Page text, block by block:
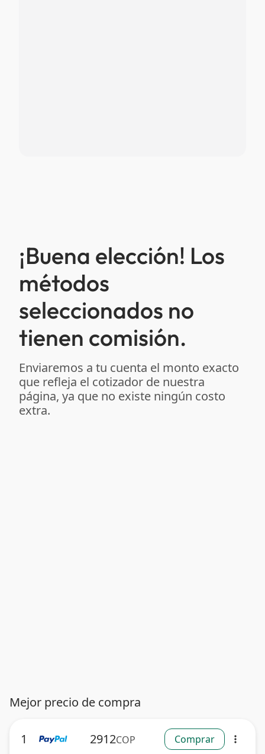
¡Buena elección! Los
métodos
seleccionados no
tienen comisión.
Enviaremos a tu cuenta el monto exacto
que refleja el cotizador de nuestra
página, ya que no existe ningún costo
extra.
Mejor precio de compra
1 2912COP Comprar more_vert